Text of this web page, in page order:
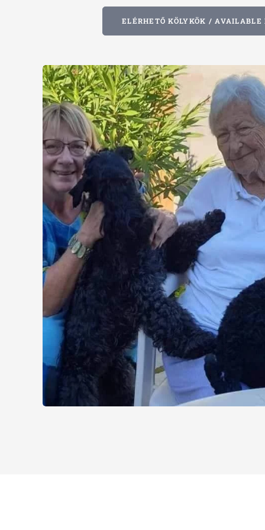
ELÉRHETŐ KÖLYKÖK / AVAILABLE